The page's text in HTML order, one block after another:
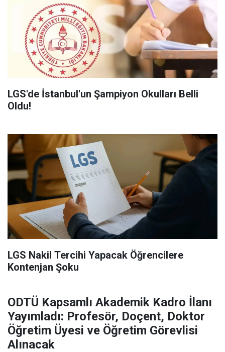
LGS'de İstanbul'un Şampiyon Okulları Belli
Oldu!
LGS Nakil Tercihi Yapacak Öğrencilere
Kontenjan Şoku
ODTÜ Kapsamlı Akademik Kadro İlanı
Yayımladı: Profesör, Doçent, Doktor
Öğretim Üyesi ve Öğretim Görevlisi
Alınacak